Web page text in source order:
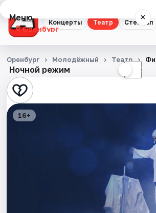
Концерты Театр Стендап
Меню ×
Оренбург
Концерты
Театр
Стендап
Ночной режим ☾
Оренбург Молодёжный Театр
16+